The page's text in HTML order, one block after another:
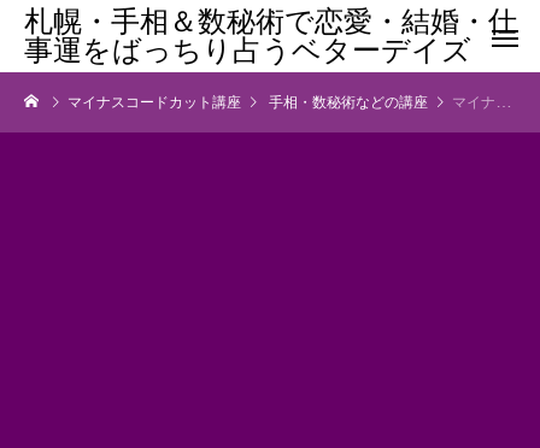
札幌・手相＆数秘術で恋愛・結婚・仕
事運をばっちり占うベターデイズ
マイナスコードカット講座 手相・数秘術などの講座 マイナスコードカット講座